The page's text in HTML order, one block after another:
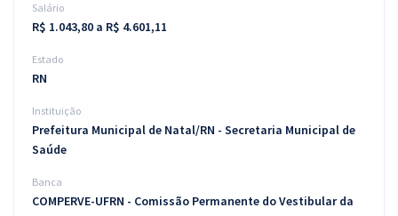
Salário
R$ 1.043,80 a R$ 4.601,11
Estado
RN
Instituição
Prefeitura Municipal de Natal/RN - Secretaria Municipal de
Saúde
Banca
COMPERVE-UFRN - Comissão Permanente do Vestibular da